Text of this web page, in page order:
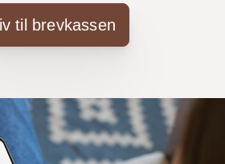
til brevkassen